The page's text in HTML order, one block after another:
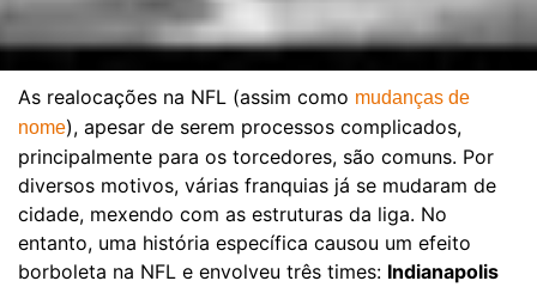
As realocações na NFL (assim como mudanças de
nome), apesar de serem processos complicados,
principalmente para os torcedores, são comuns. Por
diversos motivos, várias franquias já se mudaram de
cidade, mexendo com as estruturas da liga. No
entanto, uma história específica causou um efeito
borboleta na NFL e envolveu três times: Indianapolis